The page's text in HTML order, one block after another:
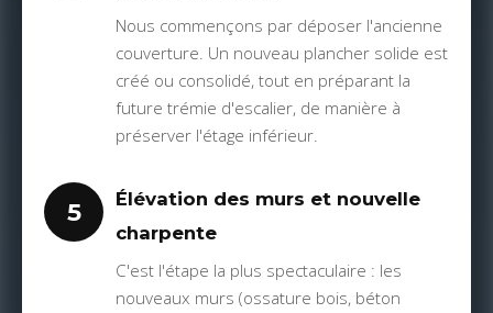
Nous commençons par déposer l'ancienne
couverture. Un nouveau plancher solide est
créé ou consolidé, tout en préparant la
future trémie d'escalier, de manière à
préserver l'étage inférieur.
5
Élévation des murs et nouvelle
charpente
C'est l'étape la plus spectaculaire : les
nouveaux murs (ossature bois, béton